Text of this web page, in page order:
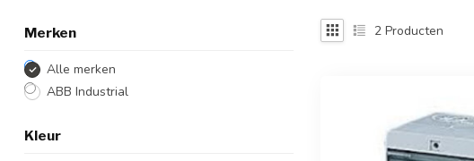
Merken
Alle merken
ABB Industrial
Kleur
2 Producten